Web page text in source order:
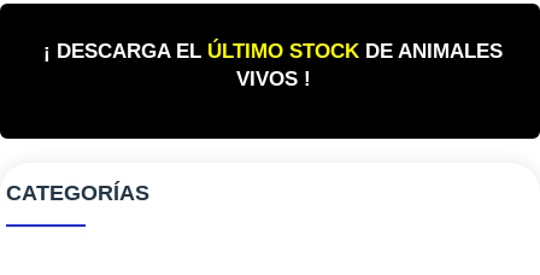
¡ DESCARGA EL ÚLTIMO STOCK DE ANIMALES
VIVOS !
CATEGORÍAS